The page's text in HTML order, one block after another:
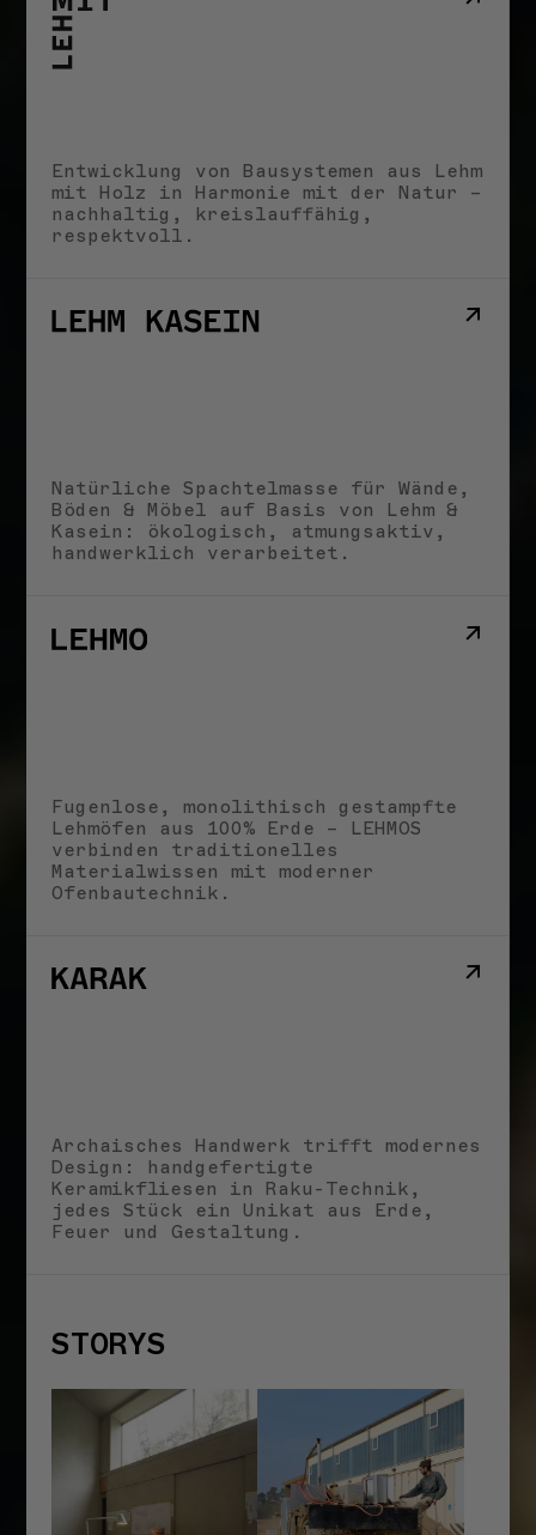
MENSCHEN & KULTUR
Martin Rauch
Bouw met Aarde! I
25.06.2026
22. JUNI 2026
Entwicklung von Bausystemen aus Lehm
mit Holz in Harmonie mit der Natur –
nachhaltig, kreislauffähig,
respektvoll.
Natürliche Spachtelmasse für Wände,
Böden & Möbel auf Basis von Lehm &
Kasein: ökologisch, atmungsaktiv,
handwerklich verarbeitet.
Fugenlose, monolithisch gestampfte
Lehmöfen aus 100% Erde – LEHMOS
verbinden traditionelles
Materialwissen mit moderner
Ofenbautechnik.
Archaisches Handwerk trifft modernes
Design: handgefertigte
Keramikfliesen in Raku-Technik,
jedes Stück ein Unikat aus Erde,
Feuer und Gestaltung.
STORYS